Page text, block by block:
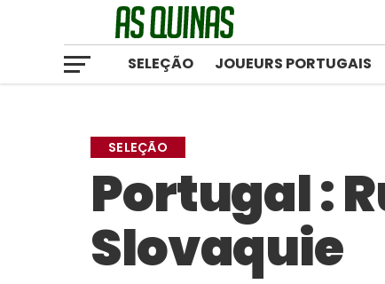
SELEÇÃO JOUEURS PORTUGAIS
SELEÇÃO
Portugal :
Slovaquie